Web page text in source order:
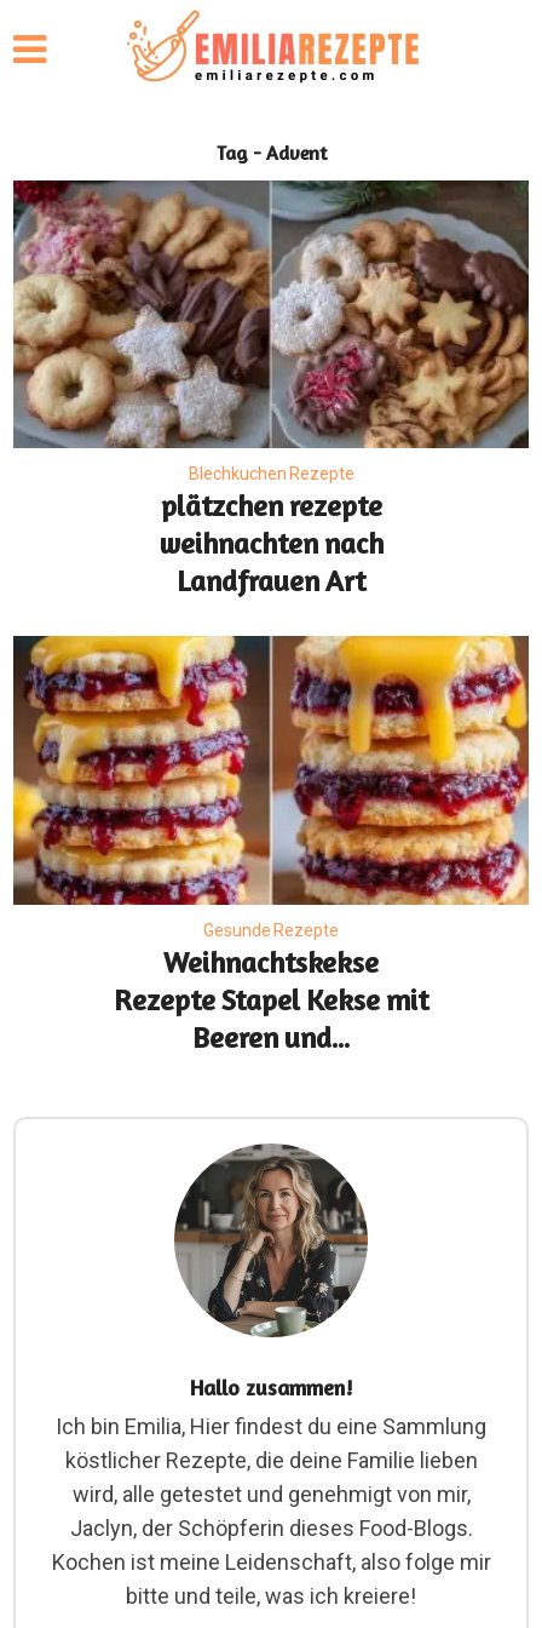
Tag - Advent
Blechkuchen Rezepte
plätzchen rezepte
weihnachten nach
Landfrauen Art
Gesunde Rezepte
Weihnachtskekse
Rezepte Stapel Kekse mit
Beeren und...
Hallo zusammen!
Ich bin Emilia, Hier findest du eine Sammlung
köstlicher Rezepte, die deine Familie lieben
wird, alle getestet und genehmigt von mir,
Jaclyn, der Schöpferin dieses Food-Blogs.
Kochen ist meine Leidenschaft, also folge mir
bitte und teile, was ich kreiere!